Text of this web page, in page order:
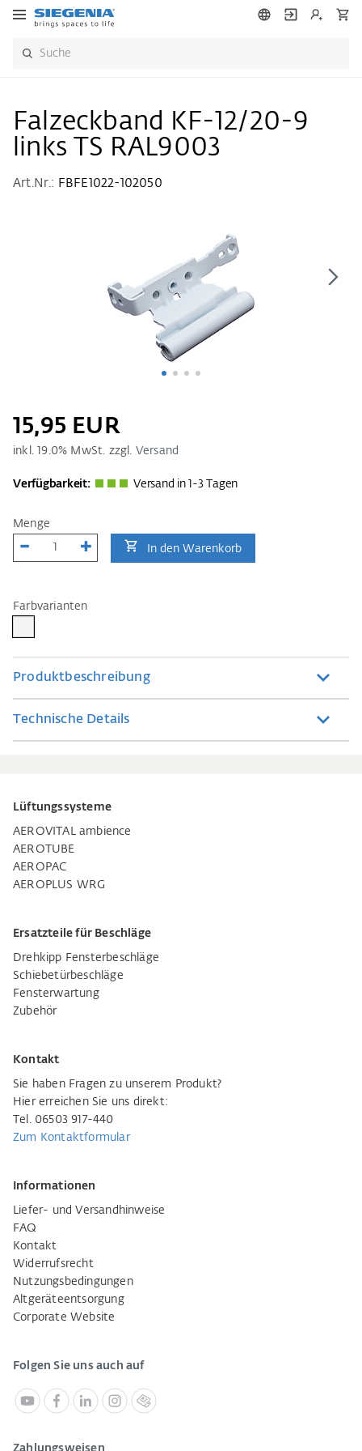
Falzeckband KF-12/20-9
links TS RAL9003
Art.Nr.: FBFE1022-102050
15,95 EUR
inkl.19.0% MwSt. zzgl. Versand
Verfügbarkeit: Versand in 1-3 Tagen
Menge
In den Warenkorb
Farbvarianten
Produktbeschreibung
Technische Details
Lüftungssysteme
AEROVITAL ambience
AEROTUBE
AEROPAC
AEROPLUS WRG
Ersatzteile für Beschläge
Drehkipp Fensterbeschläge
Schiebetürbeschläge
Fensterwartung
Zubehör
Kontakt
Sie haben Fragen zu unserem Produkt?
Hier erreichen Sie uns direkt:
Tel. 06503 917-440
Zum Kontaktformular
Informationen
Liefer- und Versandhinweise
FAQ
Kontakt
Widerrufsrecht
Nutzungsbedingungen
Altgeräteentsorgung
Corporate Website
Folgen Sie uns auch auf
Zahlungsweisen